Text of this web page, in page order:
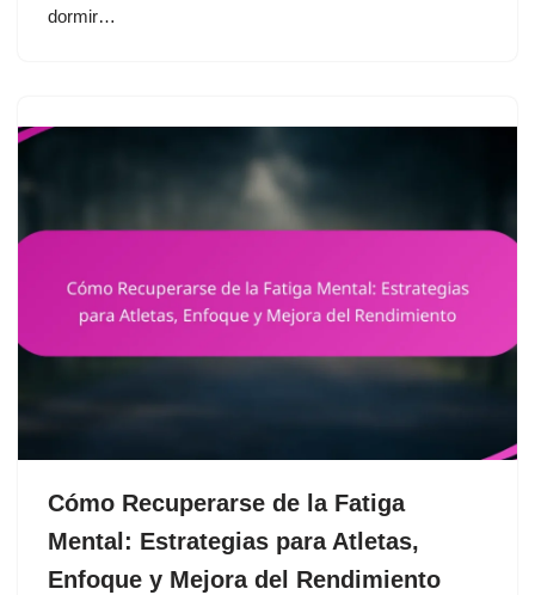
dormir…
Cómo Recuperarse de la Fatiga
Mental: Estrategias para Atletas,
Enfoque y Mejora del Rendimiento